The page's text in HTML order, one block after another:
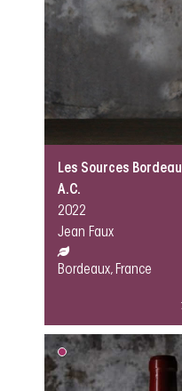
Les Sources
A.C.
2022
Jean Faux
Bordeaux, France